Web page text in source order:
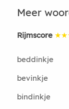
Meer
Rijmscore
beddinkje
bevinkje
bindinkje